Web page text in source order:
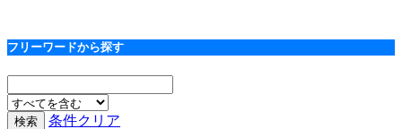
フリーワードから探す
条件クリア